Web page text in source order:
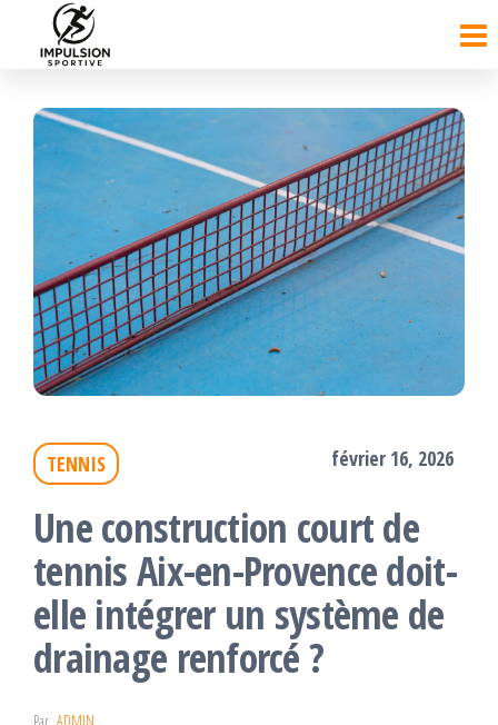
contenu
TENNIS février 16, 2026
Une construction court de
tennis Aix-en-Provence doit-
elle intégrer un système de
drainage renforcé ?
Par ADMIN